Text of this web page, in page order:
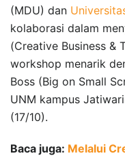
(MDU) dan
kolaborasi dalam
(Creative Business &
workshop menarik
Boss (Big on Small
UNM kampus
(17/10).
Baca juga: Melalui